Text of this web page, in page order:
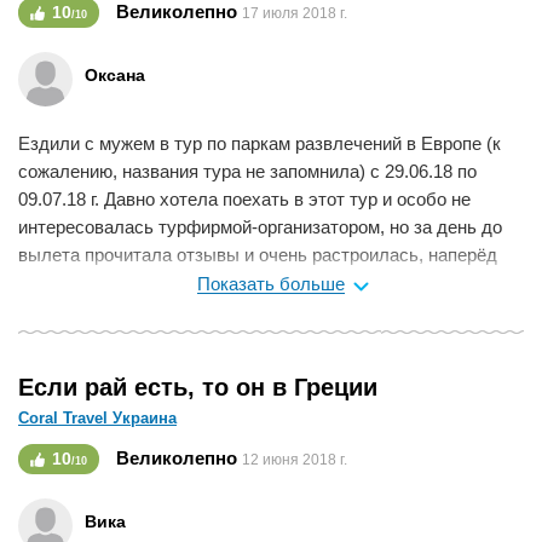
10/10 Великолепно 17 июля 2018 г.
Оксана
Ездили с мужем в тур по паркам развлечений в Европе (к
сожалению, названия тура не запомнила) с 29.06.18 по
09.07.18 г. Давно хотела поехать в этот тур и особо не
интересовалась турфирмой-организатором, но за день до
вылета прочитала отзывы и очень растроилась, наперёд
себя накрутила, поэтому по приезду сразу решила
нервничали.Смело едте с этой фирмой отдыхать!
развлечений, аквапарком и т.д. Германии, Бельгии, Франции
+ осмотр Амстердама и свободное время в Париже (кому
интересно подробнее расскажу), смешанный
авио+автобус.Гид была Жанна Онищенко-просто
превосходный гид, огромное ей спасибо!!!1. Тур был
организован превосходно, все, что было включено в
Показать больше
Если рай есть, то он в Греции
Coral Travel Украина
10/10 Великолепно 12 июня 2018 г.
Вика